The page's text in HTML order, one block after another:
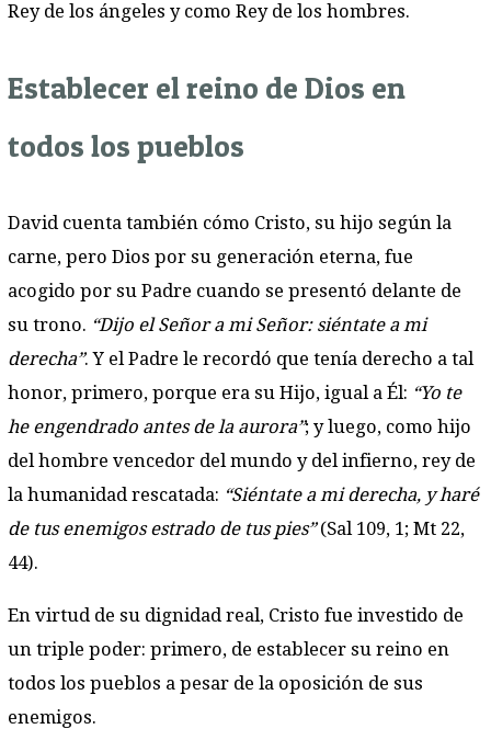
Rey de los ángeles y como Rey de los hombres.
Establecer el reino de Dios en
todos los pueblos
David cuenta también cómo Cristo, su hijo según la
carne, pero Dios por su generación eterna, fue
acogido por su Padre cuando se presentó delante de
su trono. “Dijo el Señor a mi Señor: siéntate a mi
derecha”. Y el Padre le recordó que tenía derecho a tal
honor, primero, porque era su Hijo, igual a Él: “Yo te
he engendrado antes de la aurora”; y luego, como hijo
del hombre vencedor del mundo y del infierno, rey de
la humanidad rescatada: “Siéntate a mi derecha, y haré
de tus enemigos estrado de tus pies”(Sal 109, 1; Mt 22,
44).
En virtud de su dignidad real, Cristo fue investido de
un triple poder: primero, de establecer su reino en
todos los pueblos a pesar de la oposición de sus
enemigos.